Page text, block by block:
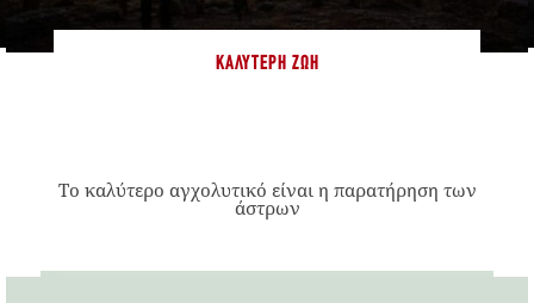
ΚΑΛΎΤΕΡΗ ΖΩΉ
Το καλύτερο αγχολυτικό είναι η παρατήρηση των
άστρων